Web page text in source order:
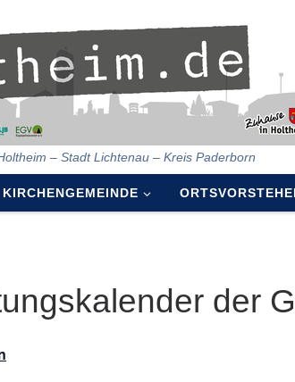
– Stadt Lichtenau – Kreis Paderborn
KIRCHENGEMEINDE
der